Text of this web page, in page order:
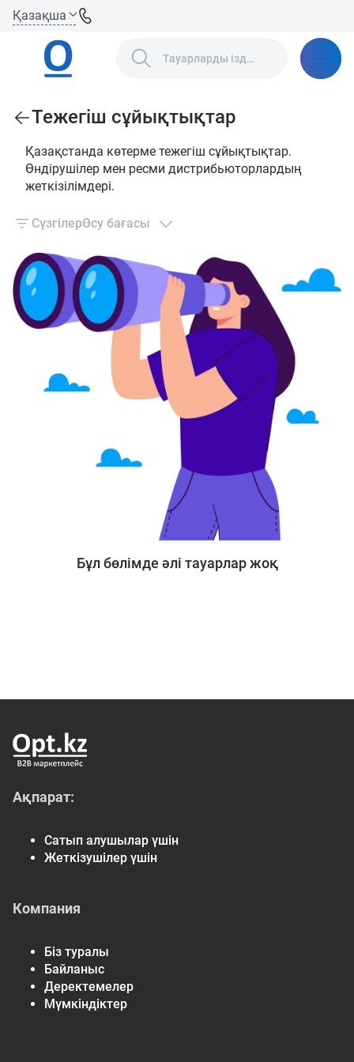
Қазақша
Тежегіш сұйықтықтар
Қазақстанда көтерме тежегіш сұйықтықтар.
Өндірушілер мен ресми дистрибьюторлардың
жеткізілімдері.
СүзгілерӨсу бағасы
Бұл бөлімде әлі тауарлар жоқ
Ақпарат:
Сатып алушылар үшін
Жеткізушілер үшін
Компания
Біз туралы
Байланыс
Деректемелер
Мүмкіндіктер